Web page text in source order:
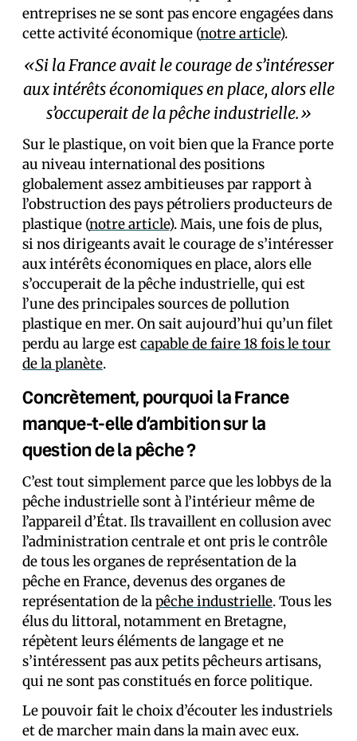
entreprises ne se sont pas encore engagées dans
cette activité économique (notre article).
«Si la France avait le courage de s’intéresser
aux intérêts économiques en place, alors elle
s’occuperait de la pêche industrielle.»
Sur le plastique, on voit bien que la France porte
au niveau international des positions
globalement assez ambitieuses par rapport à
l’obstruction des pays pétroliers producteurs de
plastique (notre article). Mais, une fois de plus,
si nos dirigeants avait le courage de s’intéresser
aux intérêts économiques en place, alors elle
s’occuperait de la pêche industrielle, qui est
l’une des principales sources de pollution
plastique en mer. On sait aujourd’hui qu’un filet
perdu au large estcapable de faire 18 fois le tour
de la planète.
Concrètement, pourquoi la France
manque-t-elle d’ambition sur la
question de la pêche ?
C’est tout simplement parce que les lobbys de la
pêche industrielle sont à l’intérieur même de
l’appareil d’État. Ils travaillent en collusion avec
l’administration centrale et ont pris le contrôle
de tous les organes de représentation de la
pêche en France, devenus des organes de
représentation de lapêche industrielle. Tous les
élus du littoral, notamment en Bretagne,
répètent leurs éléments de langage et ne
s’intéressent pas aux petits pêcheurs artisans,
qui ne sont pas constitués en force politique.
Le pouvoir fait le choix d’écouter les industriels
et de marcher main dans la main avec eux.